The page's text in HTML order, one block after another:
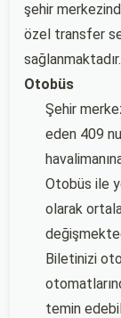
şehir
özel transfer
sağlanmaktadır.
Otobüs
Şehir
eden 409
Otobüs ile
olarak
Biletinizi
temin